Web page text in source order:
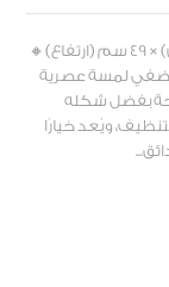
🔸 العلامة التجارية: مدور🔸 الحجم: 43 سم (عرض) × 49 سم (ارتفاع)🔸
لمسة عصرية
بفضل شكله
ويُعد خيارًا